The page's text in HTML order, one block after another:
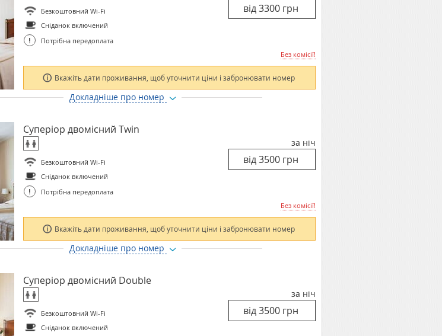
Безкоштовний Wi-Fi
Сніданок включений
! Потрібна передоплата
Без комісії!
Вкажіть дати проживання, щоб уточнити ціни і забронювати номер
Докладніше про номер
Суперіор двомісний Twin
Безкоштовний Wi-Fi
Сніданок включений
! Потрібна передоплата
за ніч
Без комісії!
Вкажіть дати проживання, щоб уточнити ціни і забронювати номер
Докладніше про номер
Суперіор двомісний Double
Безкоштовний Wi-Fi
Сніданок включений
за ніч